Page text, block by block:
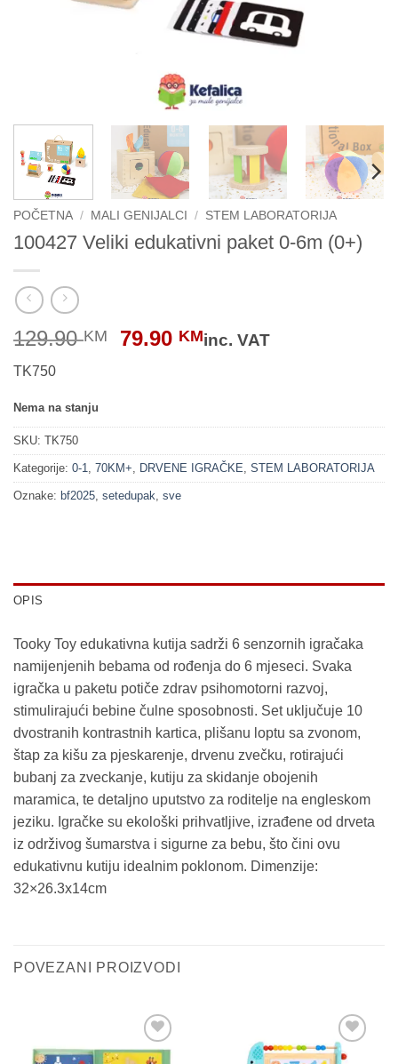
POČETNA / MALI GENIJALCI / STEM LABORATORIJA
100427 Veliki edukativni paket 0-6m (0+)
129.90KM
Original
79.90 KMCurrent
inc. VAT
TK750
Nema na stanju
SKU: TK750
Kategorije: 0-1 70KM+ DRVENE IGRAČKE STEM LABORATORIJA
Oznake: bf2025 setedupak sve
OPIS
Tooky Toy edukativna kutija sadrži 6 senzornih igračaka
namijenjenih bebama od rođenja do 6 mjeseci. Svaka
igračka u paketu potiče zdrav psihomotorni razvoj,
stimulirajući bebine čulne sposobnosti. Set uključuje 10
dvostranih kontrastnih kartica, plišanu loptu sa zvonom,
štap za kišu za pjeskarenje, drvenu zvečku, rotirajući
bubanj za zveckanje, kutiju za skidanje obojenih
maramica, te detaljno uputstvo za roditelje na engleskom
jeziku. Igračke su ekološki prihvatljive, izrađene od drveta
iz održivog šumarstva i sigurne za bebu, što čini ovu
edukativnu kutiju idealnim poklonom. Dimenzije:
32×26.3x14cm
POVEZANI PROIZVODI
Sačuvaj
Sačuvaj